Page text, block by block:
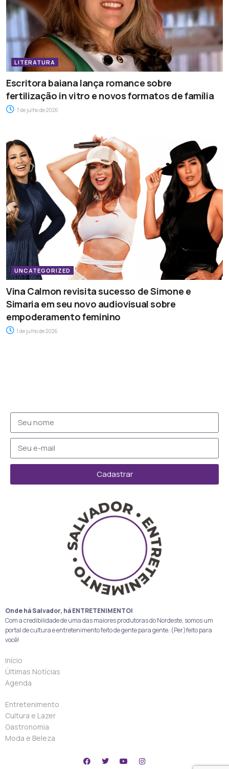
LITERATURA
Escritora baiana lança romance sobre
fertilização in vitro e novos formatos de família
7 de julho de 2026
UNCATEGORIZED
Vina Calmon revisita sucesso de Simone e
Simaria em seu novo audiovisual sobre
empoderamento feminino
1 de julho de 2026
Cadastrar
Onde há Salvador, há ENTRETENIMENTO!
Com a credibilidade de uma das maiores produtoras do Nordeste, somos um
portal de cultura e entretenimento feito de gente para gente. (Per)feito para
você!
Início
Últimas Notícias
Agenda
Entretenimento
Cultura e Lazer
Gastronomia
Moda e Beleza